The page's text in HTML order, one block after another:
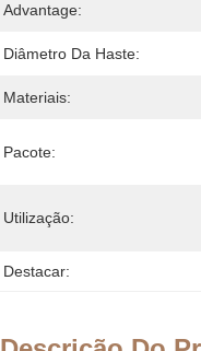
Advantage:
Diâmetro Da Haste:
Materiais:
Pacote:
Utilização:
Destacar: